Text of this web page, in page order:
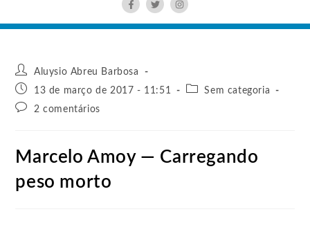
Aluysio Abreu Barbosa
13 de março de 2017 - 11:51
Sem categoria
2 comentários
Marcelo Amoy — Carregando
peso morto